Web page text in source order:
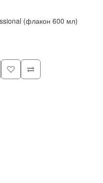
(флакон 600 мл)